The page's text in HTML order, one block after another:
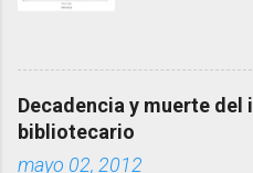
en el
últimos
que la
algoritmos
Decadencia y muerte del
bibliotecario
mayo 02, 2012